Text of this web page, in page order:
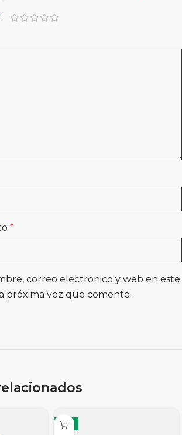
*
correo electrónico y web en este
próxima vez que comente.
-11%